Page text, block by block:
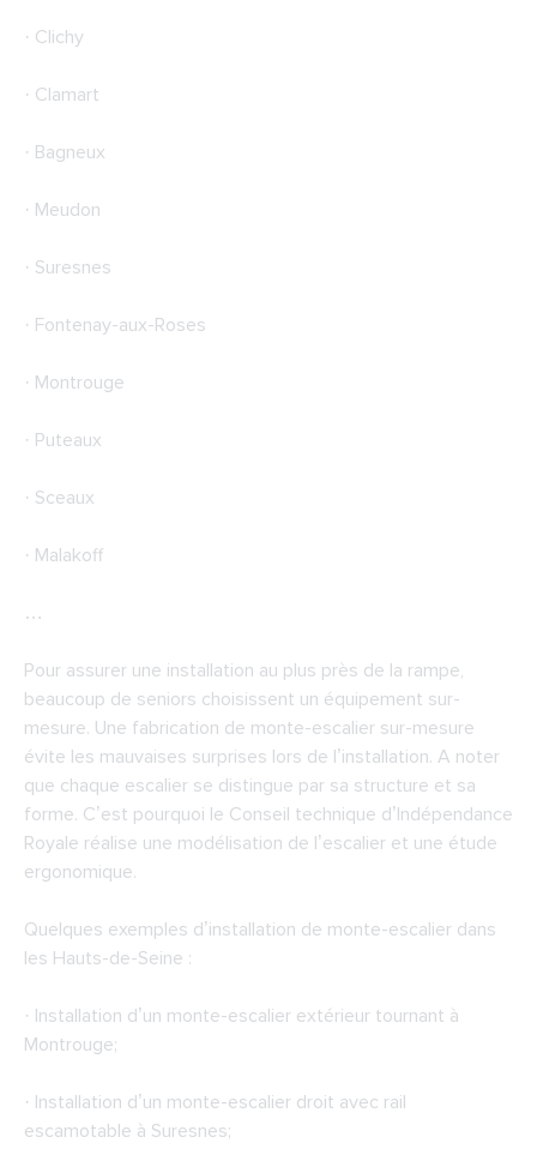
· Clichy
· Clamart
· Bagneux
· Meudon
· Suresnes
· Fontenay-aux-Roses
· Montrouge
· Puteaux
· Sceaux
· Malakoff
…
Pour assurer une installation au plus près de la rampe,
beaucoup de seniors choisissent un équipement sur-
mesure. Une fabrication de monte-escalier sur-mesure
évite les mauvaises surprises lors de l’installation. A noter
que chaque escalier se distingue par sa structure et sa
forme. C’est pourquoi le Conseil technique d’Indépendance
Royale réalise une modélisation de l’escalier et une étude
ergonomique.
Quelques exemples d’installation de monte-escalier dans
les Hauts-de-Seine :
· Installation d’un monte-escalier extérieur tournant à
Montrouge;
· Installation d’un monte-escalier droit avec rail
escamotable à Suresnes;